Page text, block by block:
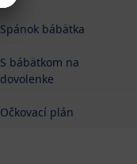
Spánok bábätka
S bábätkom na
dovolenke
Očkovací plán